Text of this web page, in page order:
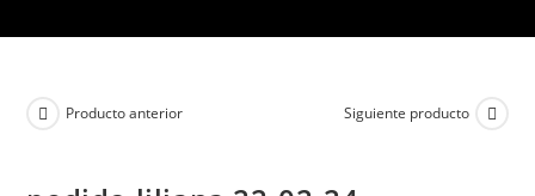
Producto anterior Siguiente producto